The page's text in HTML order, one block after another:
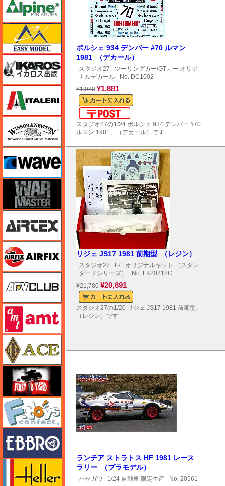
ポルシェ 934 デンバー #70 ルマン
1981 （デカール）
スタジオ27
ツーリングカー/GTカー オリジ
ナルデカール No. DC1002
¥1,980 ¥1,881
スタジオ27の1/24 ポルシェ 934 デンバー #70
ルマン 1981、（デカール）です
リジェ JS17 1981 前期型 （レジン）
スタジオ27
F-1 オリジナルキット （スタン
ダードシリーズ）
No. FK20218C
¥21,780 ¥20,691
スタジオ27の1/20 リジェ JS17 1981 前期型、
（レジン）です
ランチア ストラトス HF 1981 レース
ラリー （プラモデル）
ハセガワ 1/24 自動車 限定生産 No. 20561
イージーモデル
イカロス出版
イタレリ
ウインザー＆ニュートン
ウェーブ
ウォーマスターズ
エアテックス
エアフィックス
AFVクラブ
エフトイズ
エブロ
エレール